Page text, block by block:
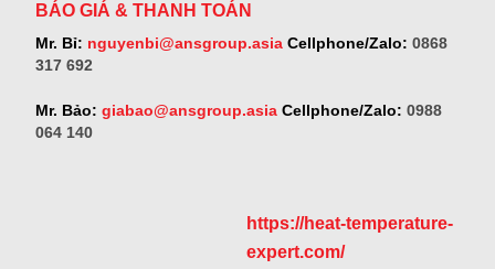
BÁO GIÁ & THANH TOÁN
Mr. Bỉ: nguyenbi@ansgroup.asiaCellphone/Zalo: 0868
317 692
Mr. Bảo: giabao@ansgroup.asiaCellphone/Zalo: 0988
064 140
https://heat-temperature-
expert.com/